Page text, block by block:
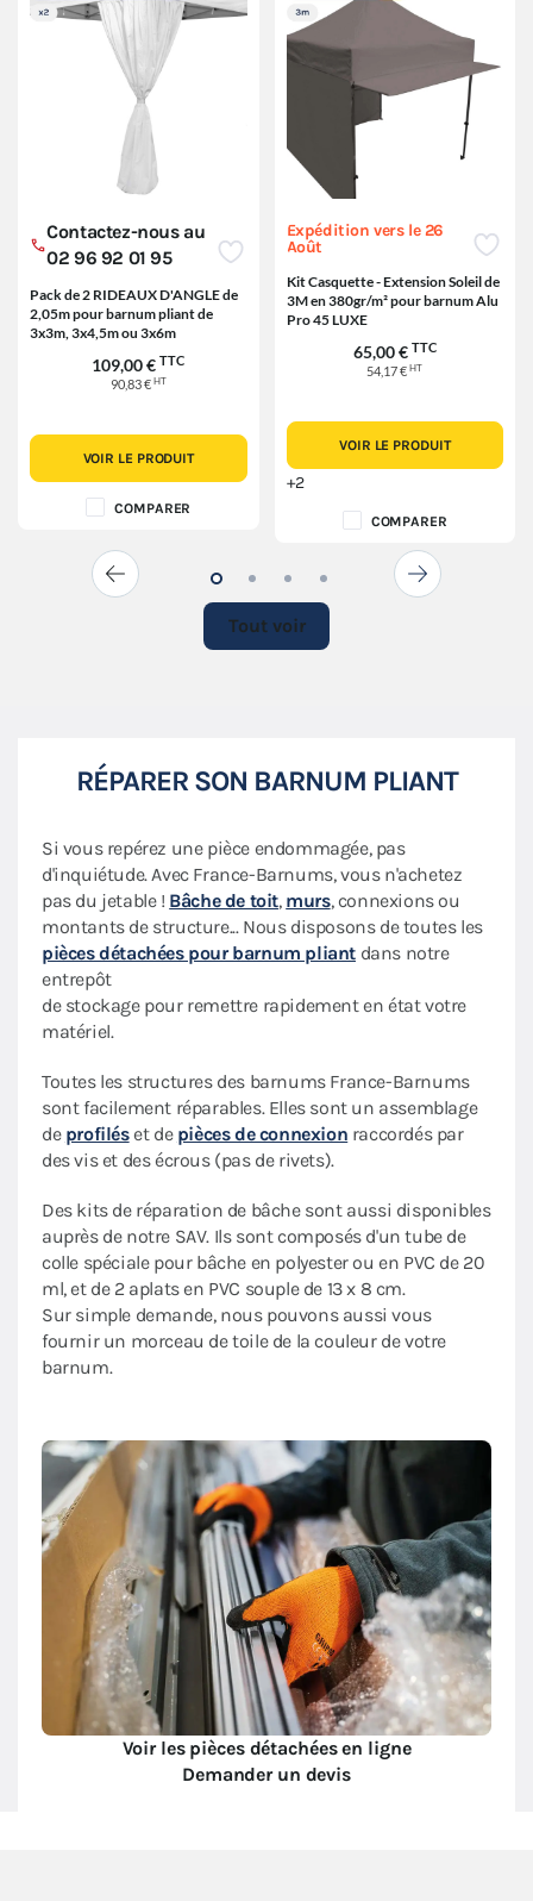
Contactez-nous au
02 96 92 01 95
Pack de 2 RIDEAUX D'ANGLE de
2,05m pour barnum pliant de
3x3m, 3x4,5m ou 3x6m
109,00 € TTC
90,83 € HT
VOIR LE PRODUIT
COMPARER
Expédition vers le 26
Août
Kit Casquette - Extension Soleil de
3M en 380gr/m² pour barnum Alu
Pro 45 LUXE
65,00 € TTC
54,17 €HT
VOIR LE PRODUIT
+2
COMPARER
Tout voir
RÉPARER SON BARNUM PLIANT
Si vous repérez une pièce endommagée, pas
d'inquiétude. Avec France-Barnums, vous n'achetez
pas du jetable ! Bâche de toit, murs, connexions ou
montants de structure... Nous disposons de toutes les
pièces détachées pour barnum pliant dans notre
entrepôt
de stockage pour remettre rapidement en état votre
matériel.
Toutes les structures des barnums France-Barnums
sont facilement réparables. Elles sont un assemblage
de profiléset de pièces de connexion raccordés par
des vis et des écrous (pas de rivets).
Des kits de réparation de bâche sont aussi disponibles
auprès de notre SAV. Ils sont composés d'un tube de
colle spéciale pour bâche en polyester ou en PVC de 20
ml, et de 2 aplats en PVC souple de 13 x 8 cm.
Sur simple demande, nous pouvons aussi vous
fournir un morceau de toile de la couleur de votre
barnum.
Voir les pièces détachées en ligne
Demander un devis